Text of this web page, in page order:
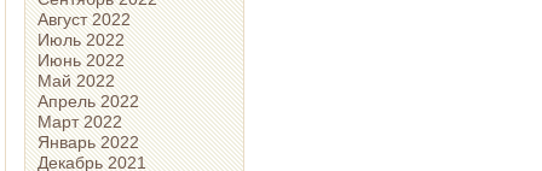
Август 2022
Июль 2022
Июнь 2022
Май 2022
Апрель 2022
Март 2022
Январь 2022
Декабрь 2021